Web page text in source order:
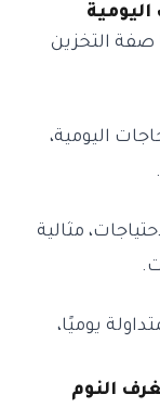
اليومية
صفة التخزين
اليومية،
مثالية
يوميًا،
النوم